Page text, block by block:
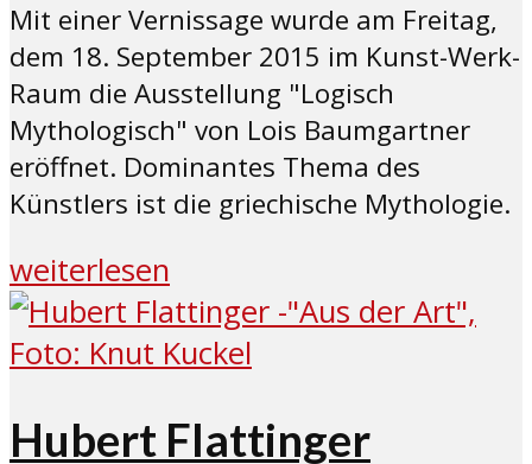
Mit einer Vernissage wurde am Freitag,
dem 18. September 2015 im Kunst-Werk-
Raum die Ausstellung "Logisch
Mythologisch" von Lois Baumgartner
eröffnet. Dominantes Thema des
Künstlers ist die griechische Mythologie.
weiterlesen
Hubert Flattinger